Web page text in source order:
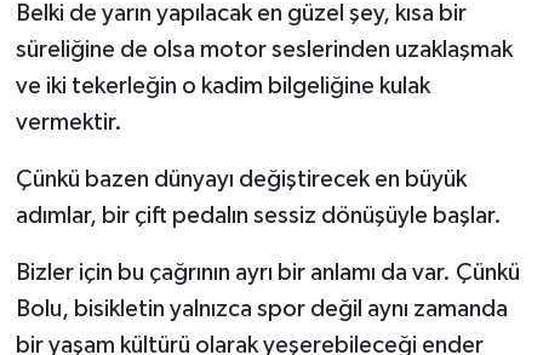
Belki de yarın yapılacak en güzel şey, kısa bir
süreliğine de olsa motor seslerinden uzaklaşmak
ve iki tekerleğin o kadim bilgeliğine kulak
vermektir.
Çünkü bazen dünyayı değiştirecek en büyük
adımlar, bir çift pedalın sessiz dönüşüyle başlar.
Bizler için bu çağrının ayrı bir anlamı da var. Çünkü
Bolu, bisikletin yalnızca spor değil aynı zamanda
bir yaşam kültürü olarak yeşerebileceği ender